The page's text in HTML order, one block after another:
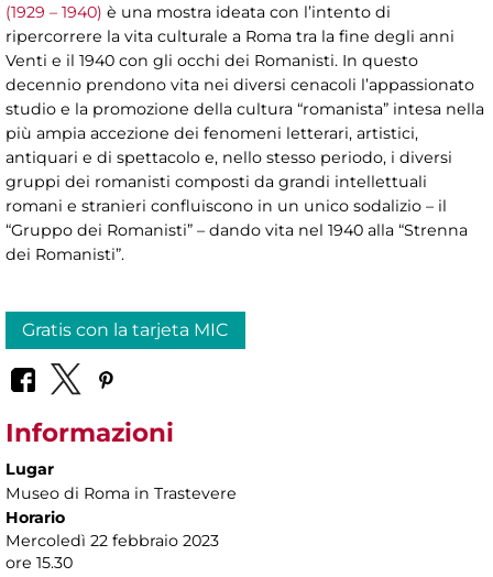
(1929 – 1940) è una mostra ideata con l’intento di
ripercorrere la vita culturale a Roma tra la fine degli anni
Venti e il 1940 con gli occhi dei Romanisti. In questo
decennio prendono vita nei diversi cenacoli l’appassionato
studio e la promozione della cultura “romanista” intesa nella
più ampia accezione dei fenomeni letterari, artistici,
antiquari e di spettacolo e, nello stesso periodo, i diversi
gruppi dei romanisti composti da grandi intellettuali
romani e stranieri confluiscono in un unico sodalizio – il
“Gruppo dei Romanisti” – dando vita nel 1940 alla “Strenna
dei Romanisti”.
Gratis con la tarjeta MIC
Informazioni
Lugar
Museo di Roma in Trastevere
Horario
Mercoledì 22 febbraio 2023
ore 15.30